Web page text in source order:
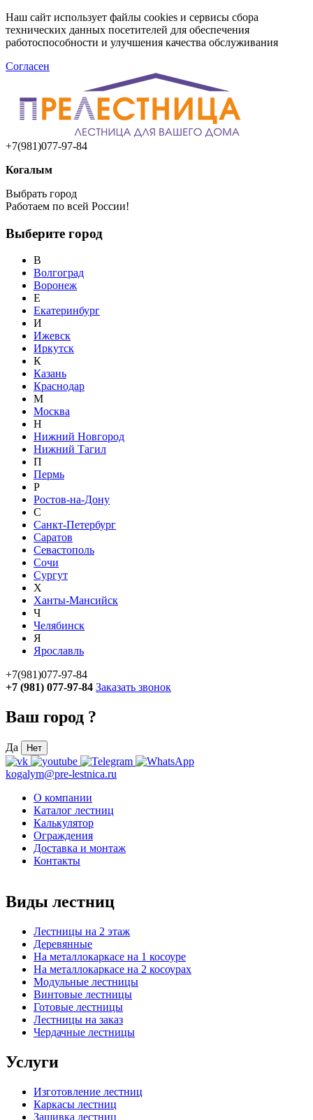
Наш сайт использует файлы cookies и сервисы сбора
технических данных посетителей для обеспечения
работоспособности и улучшения качества обслуживания
Согласен
+7(981)077-97-84
Когалым
Выбрать город
Работаем по всей России!
Выберите город
В
Волгоград
Воронеж
Е
Екатеринбург
И
Ижевск
Иркутск
К
Казань
Краснодар
М
Москва
Н
Нижний Новгород
Нижний Тагил
П
Пермь
Р
Ростов-на-Дону
С
Санкт-Петербург
Саратов
Севастополь
Сочи
Сургут
Х
Ханты-Мансийск
Ч
Челябинск
Я
Ярославль
+7(981)077-97-84
+7 (981) 077-97-84 Заказать звонок
Ваш город ?
Да Нет
kogalym@pre-lestnica.ru
О компании
Каталог лестниц
Калькулятор
Ограждения
Доставка и монтаж
Контакты
Виды лестниц
Лестницы на 2 этаж
Деревянные
На металлокаркасе на 1 косоуре
На металлокаркасе на 2 косоурах
Модульные лестницы
Винтовые лестницы
Готовые лестницы
Лестницы на заказ
Чердачные лестницы
Услуги
Изготовление лестниц
Каркасы лестниц
Зашивка лестниц